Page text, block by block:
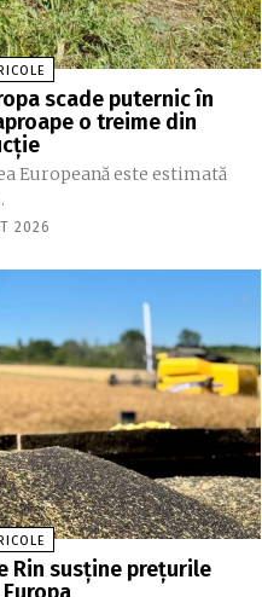
scade puternic în
o treime din
Europeană este estimată
2026
Rin susține prețurile